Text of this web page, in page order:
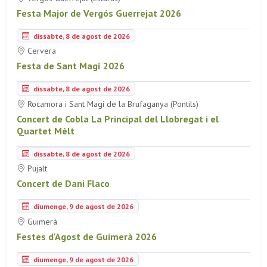
Festa Major de Vergós Guerrejat 2026
dissabte, 8 de agost de 2026
Cervera
Festa de Sant Magí 2026
dissabte, 8 de agost de 2026
Rocamora i Sant Magí de la Brufaganya (Pontils)
Concert de Cobla La Principal del Llobregat i el
Quartet Mèlt
dissabte, 8 de agost de 2026
Pujalt
Concert de Dani Flaco
diumenge, 9 de agost de 2026
Guimerà
Festes d'Agost de Guimerà 2026
diumenge, 9 de agost de 2026